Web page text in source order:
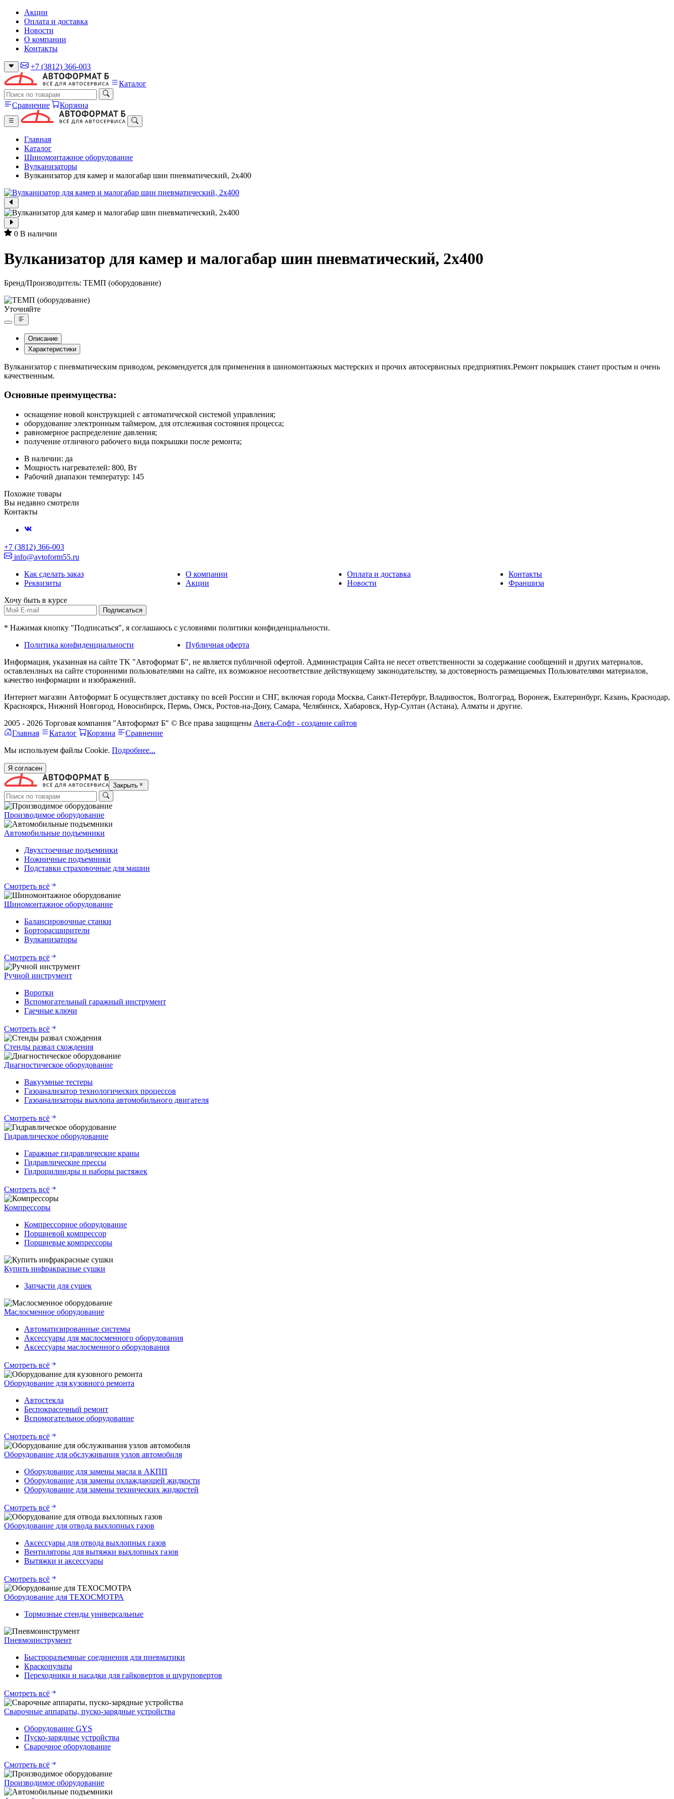
Акции
Оплата и доставка
Новости
О компании
Контакты
+7 (3812) 366-003
Каталог
Сравнение Корзина
Главная
Каталог
Шиномонтажное оборудование
Вулканизаторы
Вулканизатор для камер и малогабар шин пневматический, 2х400
0 В наличии
Вулканизатор для камер и малогабар шин пневматический, 2х400
Бренд/Производитель: ТЕМП (оборудование)
Уточняйте
Описание
Характеристики
Вулканизатор с пневматическим приводом, рекомендуется для применения в шиномонтажных мастерских и прочих автосервисных предприятиях.Ремонт покрышек станет простым и очень
качественным.
Основные преимущества:
оснащение новой конструкцией с автоматической системой управления;
оборудование электронным таймером, для отслеживая состояния процесса;
равномерное распределение давления;
получение отличного рабочего вида покрышки после ремонта;
В наличии: да
Мощность нагревателей: 800, Вт
Рабочий диапазон температур: 145
Похожие товары
Вы недавно смотрели
Контакты
+7 (3812) 366-003
info@avtoform55.ru
Как сделать заказ
О компании Оплата и доставка
Контакты
Реквизиты
Акции Новости
Франшиза
Хочу быть в курсе
Подписаться
* Нажимая кнопку "Подписаться", я соглашаюсь с условиями политики конфиденциальности.
Политика конфиденциальности
Публичная оферта
Информация, указанная на сайте TK "Автоформат Б", не является публичной офертой. Администрация Сайта не несет ответственности за содержание сообщений и других материалов,
оставленлных на сайте сторонними пользователями на сайте, их возможное несоответствие действующему законодательству, за достоверность размещаемых Пользователями материалов,
качество информации и изображений.
Интернет магазин Автоформат Б осуществляет доставку по всей России и СНГ, включая города Москва, Санкт-Петербург, Владивосток, Волгоград, Воронеж, Екатеринбург, Казань, Краснодар,
Красноярск, Нижний Новгород, Новосибирск, Пермь, Омск, Ростов-на-Дону, Самара, Челябинск, Хабаровск, Нур-Султан (Астана), Алматы и другие.
2005 - 2026 Торговая компания "Автоформат Б" © Все права защищены Авега-Софт - создание сайтов
Главная
Каталог Корзина
Сравнение
Мы используем файлы Cookie. Подробнее...
Я согласен
Закрыть
Производимое оборудование
Автомобильные подъемники
Двухстоечные подъемники
Ножничные подъемники
Подставки страховочные для машин
Смотреть всё
Шиномонтажное оборудование
Балансировочные станки
Борторасширители
Вулканизаторы
Смотреть всё
Ручной инструмент
Воротки
Вспомогательный гаражный инструмент
Гаечные ключи
Смотреть всё
Стенды развал схождения
Диагностическое оборудование
Вакуумные тестеры
Газоанализатор технологических процессов
Газоанализаторы выхлопа автомобильного двигателя
Смотреть всё
Гидравлическое оборудование
Гаражные гидравлические краны
Гидравлические прессы
Гидроцилиндры и наборы растяжек
Смотреть всё
Компрессоры
Компрессорное оборудование
Поршневой компрессор
Поршневые компрессоры
Купить инфракрасные сушки
Запчасти для сушек
Маслосменное оборудование
Автоматизированные системы
Аксессуары для маслосменного оборудования
Аксессуары маслосменного оборудования
Смотреть всё
Оборудование для кузовного ремонта
Автостекла
Беспокрасочный ремонт
Вспомогательное оборудование
Смотреть всё
Оборудование для обслуживания узлов автомобиля
Оборудование для замены масла в АКПП
Оборудование для замены охлаждающей жидкости
Оборудование для замены технических жидкостей
Смотреть всё
Оборудование для отвода выхлопных газов
Аксессуары для отвода выхлопных газов
Вентиляторы для вытяжки выхлопных газов
Вытяжки и аксессуары
Смотреть всё
Оборудование для ТЕХОСМОТРА
Тормозные стенды универсальные
Пневмоинструмент
Быстроразъемные соединения для пневматики
Краскопульты
Переходники и насадки для гайковертов и шуруповертов
Смотреть всё
Сварочные аппараты, пуско-зарядные устройства
Оборудование GYS
Пуско-зарядные устройства
Сварочное оборудование
Смотреть всё
Производимое оборудование